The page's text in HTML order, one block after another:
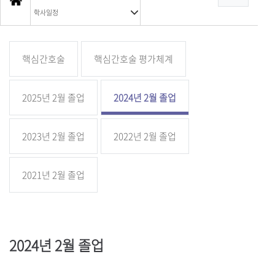
학사일정
핵심간호술 핵심간호술 평가체계
2025년 2월 졸업 2024년 2월 졸업
2023년 2월 졸업 2022년 2월 졸업
2021년 2월 졸업
2024년 2월 졸업